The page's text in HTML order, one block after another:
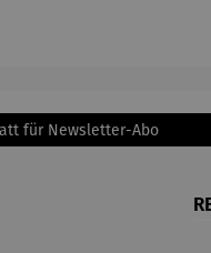
für Newsletter-Abo